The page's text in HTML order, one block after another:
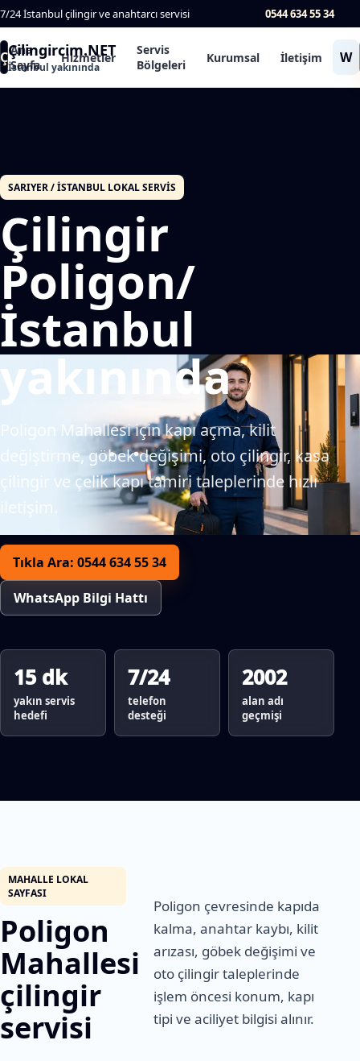
7/24 İstanbul çilingir ve anahtarcı servisi 0544 634 55 34
ÇÇilingircim.NET
İstanbul yakınında
Ana
Sayfa
Hizmetler
Servis
Bölgeleri
Kurumsal İletişim W
SARIYER / İSTANBUL LOKAL SERVIS
Çilingir
Poligon/
İstanbul
yakınında
Poligon Mahallesi için kapı açma, kilit
değiştirme, göbek değişimi, oto çilingir, kasa
çilingir ve çelik kapı tamiri taleplerinde hızlı
iletişim.
Tıkla Ara: 0544 634 55 34
WhatsApp Bilgi Hattı
15 dk
yakın servis
hedefi
7/24
telefon
desteği
2002
alan adı
geçmişi
MAHALLE LOKAL
SAYFASI
Poligon
Mahallesi
çilingir
servisi
Poligon çevresinde kapıda
kalma, anahtar kaybı, kilit
arızası, göbek değişimi ve
oto çilingir taleplerinde
işlem öncesi konum, kapı
tipi ve aciliyet bilgisi alınır.